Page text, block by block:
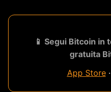
📱 Segui Bitcoin in
gratuita
App Store·